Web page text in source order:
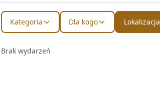
Kategoria Dla kogo Lokalizacja
Brak wydarzeń